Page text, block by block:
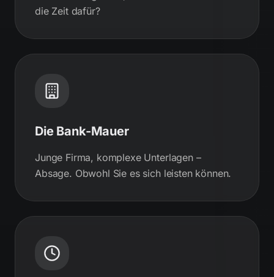
die Zeit dafür?
Die Bank-Mauer
Junge Firma, komplexe Unterlagen –
Absage. Obwohl Sie es sich leisten können.